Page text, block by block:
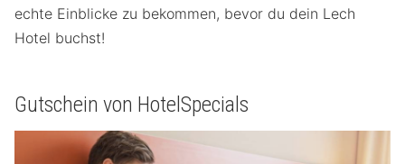
echte Einblicke zu bekommen, bevor du dein Lech
Hotel buchst!
Gutschein von HotelSpecials